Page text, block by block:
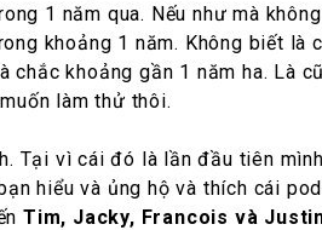
1 năm qua. Nếu như mà
khoảng 1 năm. Không biết là
khoảng gần 1 năm ha. Là
làm thử thôi.
Tại vì cái đó là lần đầu tiên
hiểu và ủng hộ và thích cái
Tim, Jacky, Francois và